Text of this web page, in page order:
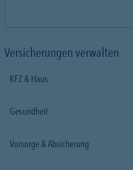
Versicherungen verwalten
KFZ & Haus
Gesundheit
Vorsorge & Absicherung